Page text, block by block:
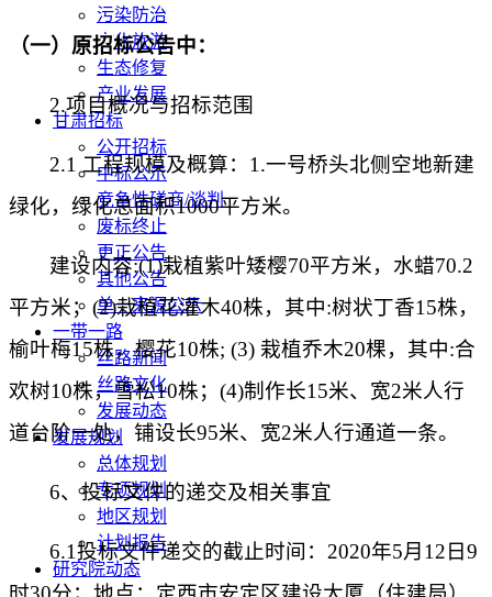
污染防治
文化旅游
生态修复
产业发展
甘肃招标
公开招标
中标公示
竞争性磋商/谈判
废标终止
更正公告
其他公告
单一来源公示
一带一路
丝路新闻
丝路文化
发展动态
发展规划
总体规划
专项规划
地区规划
计划报告
研究院动态
（一） 原招标公告中：
2.项目概况与招标范围
2.1 工程规模及概算：1.一号桥头北侧空地新建
绿化，绿化总面积1000平方米。
建设内容:(1)栽植紫叶矮樱70平方米，水蜡70.2
平方米；(2)栽植花灌木40株，其中:树状丁香15株，
榆叶梅15株，樱花10株; (3) 栽植乔木20棵，其中:合
欢树10株，雪松10株；(4)制作长15米、宽2米人行
道台阶一处，铺设长95米、宽2米人行通道一条。
6、投标文件的递交及相关事宜
6.1投标文件递交的截止时间：2020年5月12日9